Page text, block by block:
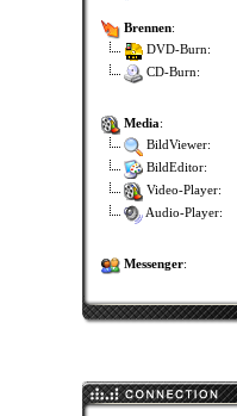
Brennen:
DVD-Burn:
CD-Burn:
Media:
BildViewer:
BildEditor:
Video-Player:
Audio-Player:
Messenger: